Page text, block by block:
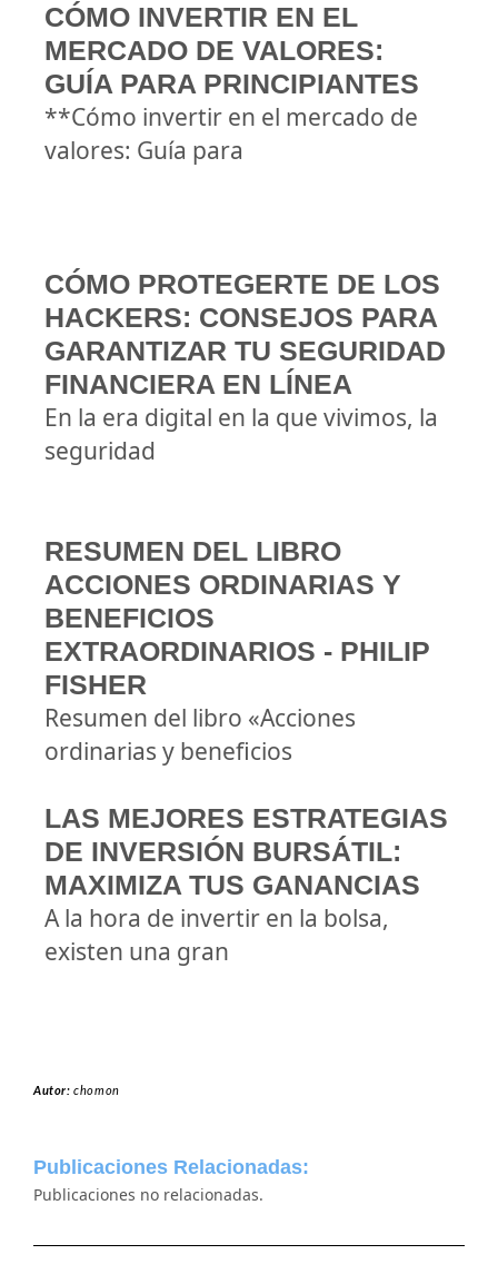
CÓMO INVERTIR EN EL
MERCADO DE VALORES:
GUÍA PARA PRINCIPIANTES
**Cómo invertir en el mercado de
valores: Guía para
CÓMO PROTEGERTE DE LOS
HACKERS: CONSEJOS PARA
GARANTIZAR TU SEGURIDAD
FINANCIERA EN LÍNEA
En la era digital en la que vivimos, la
seguridad
RESUMEN DEL LIBRO
ACCIONES ORDINARIAS Y
BENEFICIOS
EXTRAORDINARIOS - PHILIP
FISHER
Resumen del libro «Acciones
ordinarias y beneficios
LAS MEJORES ESTRATEGIAS
DE INVERSIÓN BURSÁTIL:
MAXIMIZA TUS GANANCIAS
A la hora de invertir en la bolsa,
existen una gran
Autor:chomon
Publicaciones Relacionadas:
Publicaciones no relacionadas.